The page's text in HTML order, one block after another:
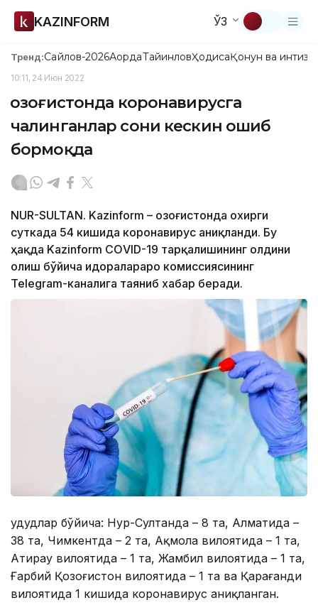
KAZINFORM ЎЗ
Тренд:Сайлов-2026АқордаТайинловҲодисаҚонун ва
10:11, 24 Июн 2022
Қозоғистонда коронавирусга
чалинганлар сони кескин ошиб
бормоқда
NUR-SULTAN. Kazinform – Қозоғистонда охирги
суткада 54 кишида коронавирус аниқланди. Бу
ҳақда Kazinform CОVID-19 тарқалишининг олдини
олиш бўйича идоралараро комиссиясининг
Теlegram-каналига таяниб хабар беради.
Ҳудудлар бўйича: Нур-Султанда – 8 та, Алматида –
38 та, Чимкентда – 2 та, Ақмола вилоятида – 1 та,
Атирау вилоятида – 1 та, Жамбил вилоятида – 1 та,
Ғарбий Қозоғистон вилоятида – 1 та ва Қарағанди
вилоятида 1 кишида коронавирус аниқланган.